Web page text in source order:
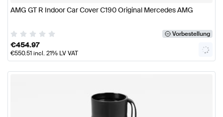
AMG GT R Indoor Car Cover C190 Original Mercedes AMG
Vorbestellung
€454.97
€550.51incl. 21% LV VAT